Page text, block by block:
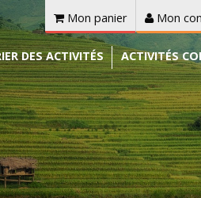
Mon panier Mon
DES ACTIVITÉS ACTIVITÉS